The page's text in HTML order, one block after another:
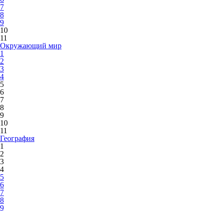
7
8
9
10
11
Окружающий мир
1
2
3
4
5
6
7
8
9
10
11
География
1
2
3
4
5
6
7
8
9